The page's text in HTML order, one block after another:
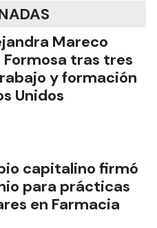
Mareco
Formosa tras tres
y formación
Unidos
capitalino firmó
para prácticas
en Farmacia